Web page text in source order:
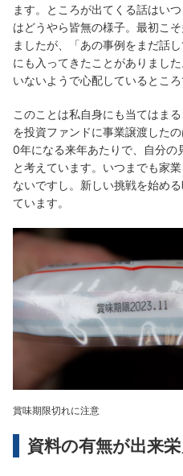
ます。ところが出てくる話はい
はどうやら皆無の様子。最初こ
ましたが、「あの事例をまだ話
にも入ってきたことがありまし
いないようで心配しているところ
このことは私自身にも当てはま
を投資ファンドに事業譲渡した
0年になる来年あたりで、自分の
と考えています。いつまでも家
ないですし。新しい挑戦を始め
ています。
賞味期限切れに注意
資料の有無が出来